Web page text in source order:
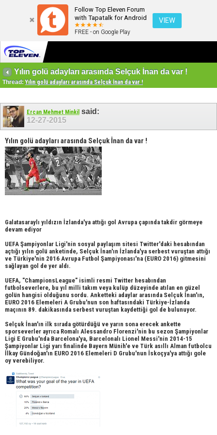
Follow Top Eleven Forum
with Tapatalk for Android
FREE - on Google Play
VIEW
Yılın golü adayları arasında Selçuk İnan da var !
Thread:Yılın golü adayları arasında Selçuk İnan da var !
Ercan Mehmet Minkil said:
12-27-2015
Yılın golü adayları arasında Selçuk İnan da var !
Galatasaraylı yıldızın İzlanda'ya attığı gol Avrupa çapında takdir görmeye
devam ediyor
UEFA Şampiyonlar Ligi'nin sosyal paylaşım sitesi Twitter'daki hesabından
açtığı yılın golü anketinde, Selçuk İnan'ın İzlanda'ya serbest vuruştan attığı
ve Türkiye'nin 2016 Avrupa Futbol Şampiyonası'na (EURO 2016) gitmesini
sağlayan gol de yer aldı.
UEFA, "ChampionsLeague" isimli resmi Twitter hesabından
futbolseverlere, bu yıl milli takım veya kulüp düzeyinde atılan en güzel
golün hangisi olduğunu sordu. Anketteki adaylar arasında Selçuk İnan'ın,
EURO 2016 Elemeleri A Grubu'nun son haftasındaki Türkiye-İzlanda
maçının 89. dakikasında serbest vuruştan kaydettiği gol de bulunuyor.
Selçuk İnan'ın ilk sırada götürdüğü ve yarın sona erecek ankette
sporseverler ayrıca Romalı Alessandro Florenzi'nin bu sezon Şampiyonlar
Ligi E Grubu'nda Barcelona'ya, Barcelonalı Lionel Messi'nin 2014-15
Şampiyonlar Ligi yarı finalinde Bayern Münih'e ve Türk asıllı Alman futbolcu
İlkay Gündoğan'ın EURO 2016 Elemeleri D Grubu'nun İskoçya'ya attığı gole
oy verebiliyor.